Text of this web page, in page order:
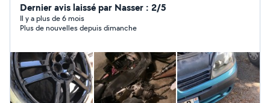
Dernier avis laissé par Nasser : 2/5
Il y a plus de 6 mois
Plus de nouvelles depuis dimanche